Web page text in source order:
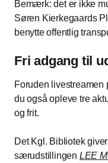
Bemærk: det er ikke
Søren Kierkegaards
benytte offentlig
Fri adgang til
Foruden
du også opleve tre
og frit.
Det Kgl. Bibliotek
særudstillingen LEE